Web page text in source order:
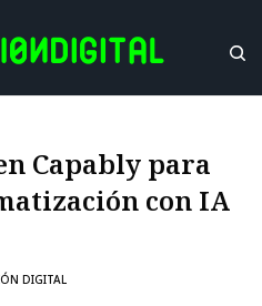
Capably para
con IA
DIGITAL